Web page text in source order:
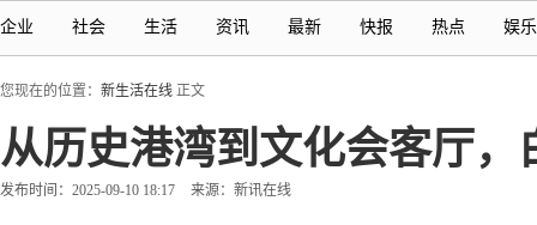
企业 社会 生活 资讯 最新 快报 热点 娱乐
您现在的位置： 新生活在线 正文
从历史港湾到文化会客厅
发布时间：2025-09-10 18:17 来源：新讯在线